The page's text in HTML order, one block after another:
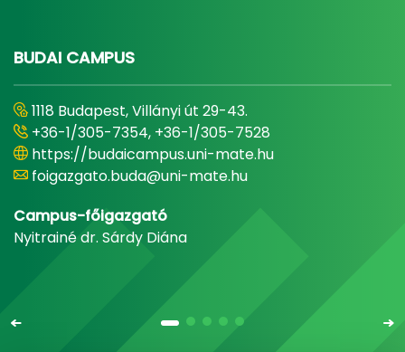
BUDAI CAMPUS
1118 Budapest, Villányi út 29-43.
+36-1/305-7354, +36-1/305-7528
https://budaicampus.uni-mate.hu
foigazgato.buda@uni-mate.hu
Campus-főigazgató
Nyitrainé dr. Sárdy Diána